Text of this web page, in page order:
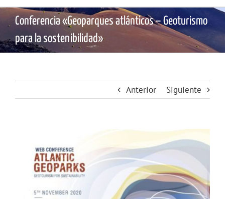
Conferencia «Geoparques atlánticos – Geoturismo
para la sostenibilidad»
Anterior Siguiente
imagen
grande